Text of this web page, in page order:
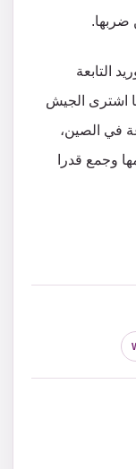
التابعة
اشترى الجيش
في الصين،
وجمع قدرا